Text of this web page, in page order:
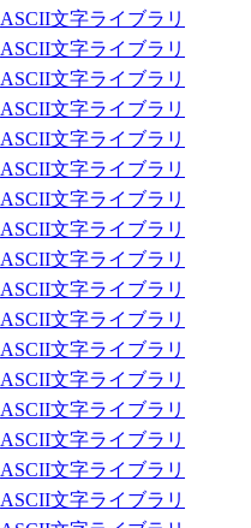
ASCII文字ライブラリ
ASCII文字ライブラリ
ASCII文字ライブラリ
ASCII文字ライブラリ
ASCII文字ライブラリ
ASCII文字ライブラリ
ASCII文字ライブラリ
ASCII文字ライブラリ
ASCII文字ライブラリ
ASCII文字ライブラリ
ASCII文字ライブラリ
ASCII文字ライブラリ
ASCII文字ライブラリ
ASCII文字ライブラリ
ASCII文字ライブラリ
ASCII文字ライブラリ
ASCII文字ライブラリ